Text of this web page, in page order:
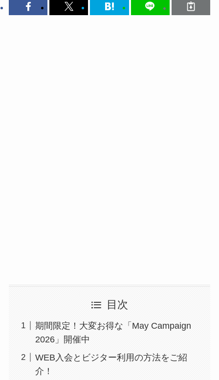
目次
期間限定！大変お得な「May Campaign
2026」開催中
WEB入会とビジター利用の方法をご紹
介！